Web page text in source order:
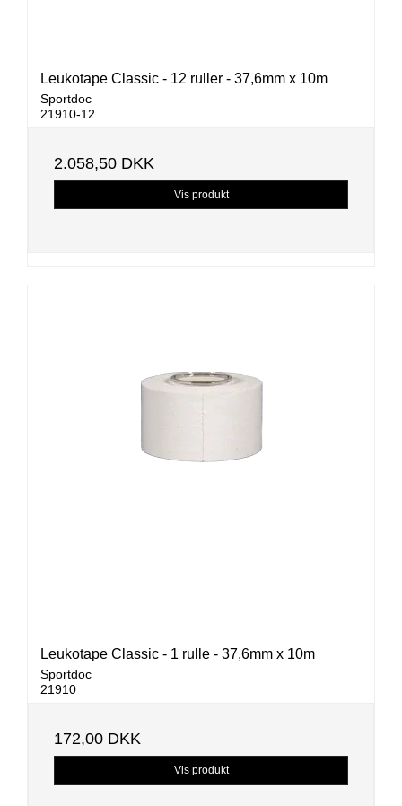
Leukotape Classic - 12 ruller - 37,6mm x 10m
Sportdoc
21910-12
2.058,50 DKK
Vis produkt
Leukotape Classic - 1 rulle - 37,6mm x 10m
Sportdoc
21910
172,00 DKK
Vis produkt